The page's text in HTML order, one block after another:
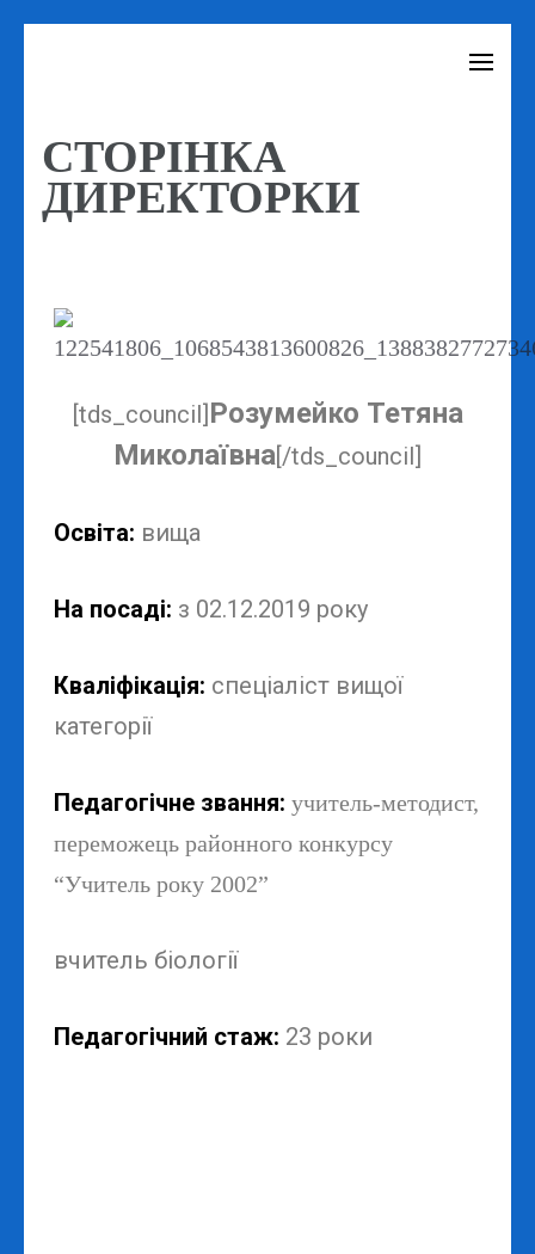
СТОРІНКА
ДИРЕКТОРКИ
[tds_council] Розумейко Тетяна
Миколаївна[/tds_council]
Освіта: вища
На посаді: з 02.12.2019 року
Кваліфікація: спеціаліст вищої
категорії
Педагогічне звання: учитель-методист,
переможець районного конкурсу
“Учитель року 2002”
вчитель біології
Педагогічний стаж: 23 роки